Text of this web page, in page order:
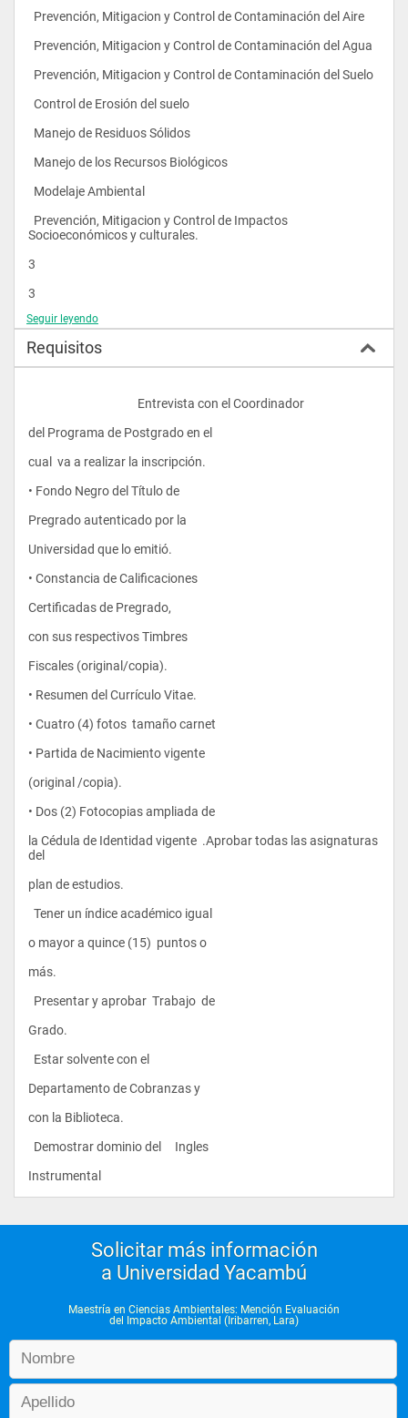
prevención, mitigación o corrección y desarrollar habilidades
metodológicas para la revisión y evaluación de estudios de
impactos
ambientales . Visualizar el ambiente o entorno en conjunto
mediante la aplicación del enfoque sistémico.
  Describir, comparar y formular hipótesis en
aspectos relacionados con la degradación ambiental.
  Diseñar programas relacionados con la
recuperación ambiental de áreas afectadas.
  Elaborar términos de referencia para estudios de evaluación
del impacto ambiental y
conexos.
  Aplicar criterios de revisión y sistemas de
calificaciones para la evaluación de informes
sobre estudios de evaluación de impacto ambiental.
  Prevención, Mitigacion y Control de Contaminación del Aire
  Prevención, Mitigacion y Control de Contaminación del Agua
  Prevención, Mitigacion y Control de Contaminación del Suelo
  Control de Erosión del suelo
  Manejo de Residuos Sólidos
  Manejo de los Recursos Biológicos
  Modelaje Ambiental
Socioeconómicos y culturales.
3
3
3
3
3
3
3
3
Área de Conocimiento: Ambiente
  Legislación Ambiental
  Nuevas Ciencias y Ambiente
  Liderazgo Ambiental
  Formulación y Evaluación de Proyectos Ambientales
  Ética Ambiental
3
3
3
3
3
Área de Conocimiento: Investigación
  Diseño de Instrumentos
  Análisis de Datos Cualitativos
  Investigacion Acción
  Estadística no Paramétrica
Seguir leyendo
Requisitos
					Entrevista con el Coordinador
del Programa de Postgrado en el
cual  va a realizar la inscripción.
• Fondo Negro del Título de
Pregrado autenticado por la
Universidad que lo emitió.
• Constancia de Calificaciones
Certificadas de Pregrado,
con sus respectivos Timbres
Fiscales (original/copia).
• Resumen del Currículo Vitae.
• Cuatro (4) fotos  tamaño carnet
• Partida de Nacimiento vigente
(original /copia).
• Dos (2) Fotocopias ampliada de
la Cédula de Identidad vigente  .Aprobar todas las asignaturas
del
plan de estudios.
  Tener un índice académico igual
o mayor a quince (15)  puntos o
más.
  Presentar y aprobar  Trabajo  de
Grado.
  Estar solvente con el
Departamento de Cobranzas y
con la Biblioteca.
  Demostrar dominio del     Ingles
Instrumental
Solicitar más información
a Universidad Yacambú
Maestría en Ciencias Ambientales: Mención Evaluación
del Impacto Ambiental (Iribarren, Lara)